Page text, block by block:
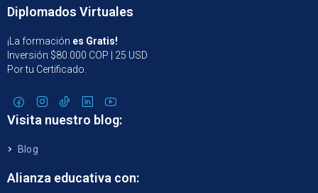
Diplomados Virtuales
¡La formación es Gratis!
Inversión $80.000 COP | 25 USD
Por tu Certificado.
Visita nuestro blog:
Blog
Alianza educativa con: